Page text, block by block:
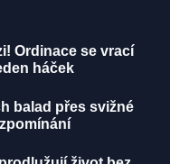
Ordinace se vrací
háček
balad přes svižné